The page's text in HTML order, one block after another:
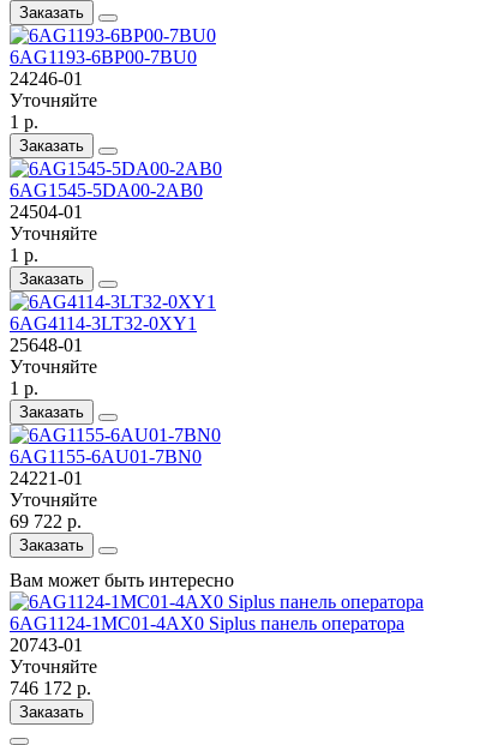
Заказать
6AG1193-6BP00-7BU0
24246-01
Уточняйте
1 р.
Заказать
6AG1545-5DA00-2AB0
24504-01
Уточняйте
1 р.
Заказать
6AG4114-3LT32-0XY1
25648-01
Уточняйте
1 р.
Заказать
6AG1155-6AU01-7BN0
24221-01
Уточняйте
69 722 р.
Заказать
Вам может быть интересно
6AG1124-1MC01-4AX0 Siplus панель оператора
20743-01
Уточняйте
746 172 р.
Заказать